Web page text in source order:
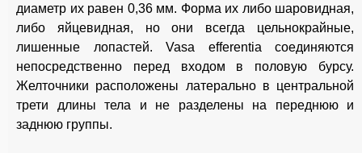
диаметр их равен 0,36 мм. Форма их либо шаровидная,
либо яйцевидная, но они всегда цельнокрайные,
лишенные лопастей. Vasa efferentia соединяются
непосредственно перед входом в половую бурсу.
Желточники расположены латерально в центральной
трети длины тела и не разделены на переднюю и
заднюю группы.